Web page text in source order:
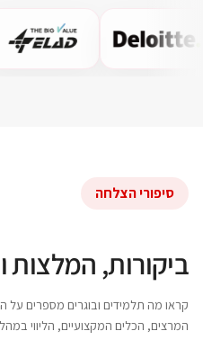
סיפורי הצלחה
ביקורות, המלצות
קראו מה תלמידים ובוגרים מספרים על
המרצים, הכלים המקצועיים, הליווי